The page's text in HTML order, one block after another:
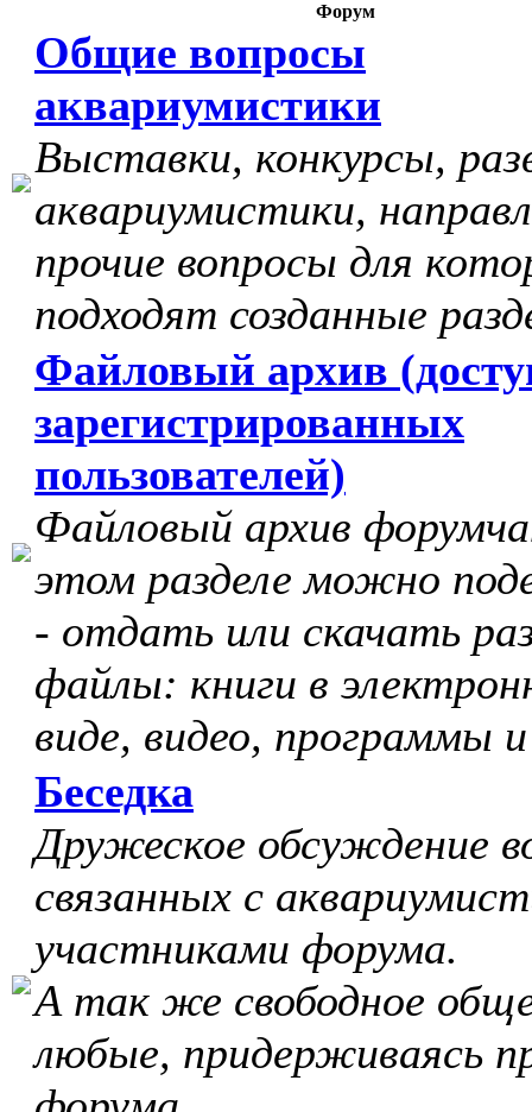
Форум
Общие вопросы
аквариумистики
Выставки, конкурсы,
аквариумистики,
прочие вопросы для
подходят созданные
Файловый архив
зарегистрированных
пользователей)
Файловый архив
этом разделе можно
- отдать или скачать
файлы: книги в
виде, видео, программы
Беседка
Дружеское обсуждение
связанных с
участниками форума.
А так же свободное
любые, придерживаясь